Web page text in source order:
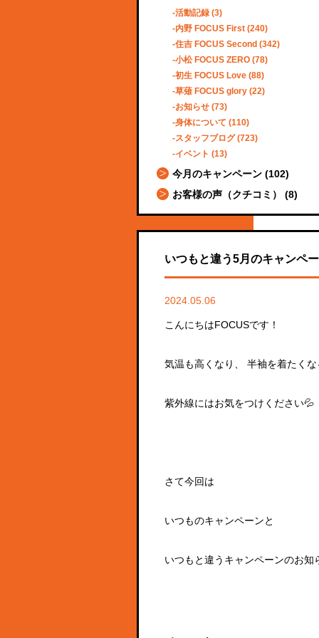
活動記録 (3)
内野 FOCUS First (240)
住吉 FOCUS Second (342)
小松 FOCUS ZERO (78)
初生 FOCUS Love (88)
草薙 FOCUS glory (22)
お知らせ (73)
身体について (110)
スタッフブログ(723)
イベント (13)
今月のキャンペーン (102)
お客様の声（クチコミ）
(8)
いつもと違う5月のキャンペ
2024.05.06
こんにちはFOCUSです！
気温も高くなり、 半袖を着たく
紫外線にはお気をつけください💦
さて今回は
いつものキャンペーンと
いつもと違うキャンペーンのお知